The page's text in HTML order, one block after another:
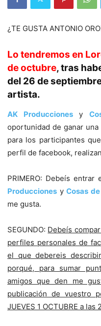
¿TE GUSTA ANTONIO
Lo tendremos en
de octubre, tras
del 26 de
artista.
AK Produccionesy
oportunidad de ganar
para los participantes
perfil de facebook,
PRIMERO: Debeís
Producciones yCosas
me gusta.
SEGUNDO: Debeís
perfiles personales de
el que debereis
porqué, para sumar
amigos que den me
publicación de vuestro
JUEVES 1 OCTUBRE a las